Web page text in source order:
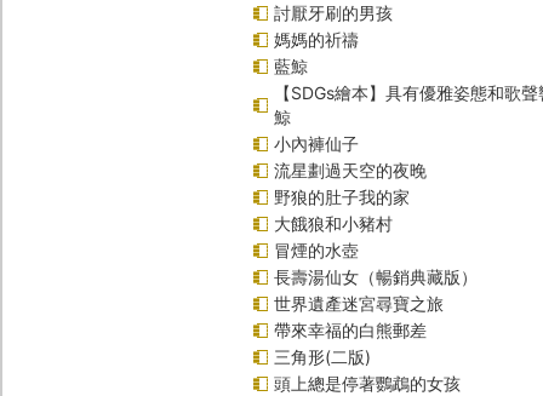
討厭牙刷的男孩
媽媽的祈禱
藍鯨
【SDGs繪本】具有優雅姿態和歌
鯨
小內褲仙子
流星劃過天空的夜晚
野狼的肚子我的家
大餓狼和小豬村
冒煙的水壺
長壽湯仙女（暢銷典藏版）
世界遺產迷宮尋寶之旅
帶來幸福的白熊郵差
三角形(二版)
頭上總是停著鸚鵡的女孩